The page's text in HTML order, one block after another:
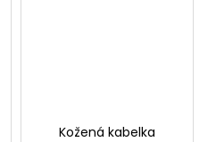
Kožená kabelka